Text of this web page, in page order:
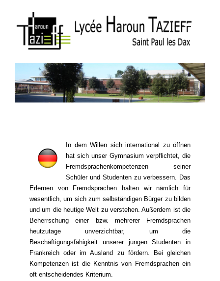
In dem Willen sich international zu öffnen
hat sich unser Gymnasium verpflichtet, die
Fremdsprachenkompetenzen seiner
Schüler und Studenten zu verbessern. Das
Erlernen von Fremdsprachen halten wir nämlich für
wesentlich, um sich zum selbständigen Bürger zu bilden
und um die heutige Welt zu verstehen. Außerdem ist die
Beherrschung einer bzw. mehrerer Fremdsprachen
heutzutage unverzichtbar, um die
Beschäftigungsfähigkeit unserer jungen Studenten in
Frankreich oder im Ausland zu fördern. Bei gleichen
Kompetenzen ist die Kenntnis von Fremdsprachen ein
oft entscheidendes Kriterium.